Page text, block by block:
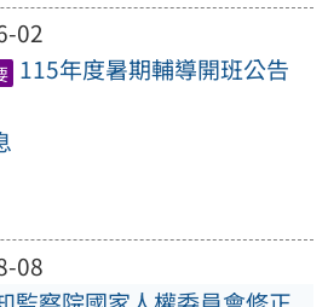
02
115年度暑期輔導開班公告
08